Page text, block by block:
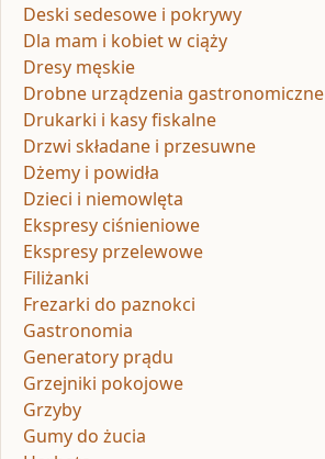
Deski sedesowe i pokrywy
Dla mam i kobiet w ciąży
Dresy męskie
Drobne urządzenia gastronomiczne
Drukarki i kasy fiskalne
Drzwi składane i przesuwne
Dżemy i powidła
Dzieci i niemowlęta
Ekspresy ciśnieniowe
Ekspresy przelewowe
Filiżanki
Frezarki do paznokci
Gastronomia
Generatory prądu
Grzejniki pokojowe
Grzyby
Gumy do żucia